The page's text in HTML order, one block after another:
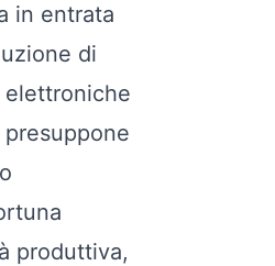
in entrata
di
elettroniche
produttiva,